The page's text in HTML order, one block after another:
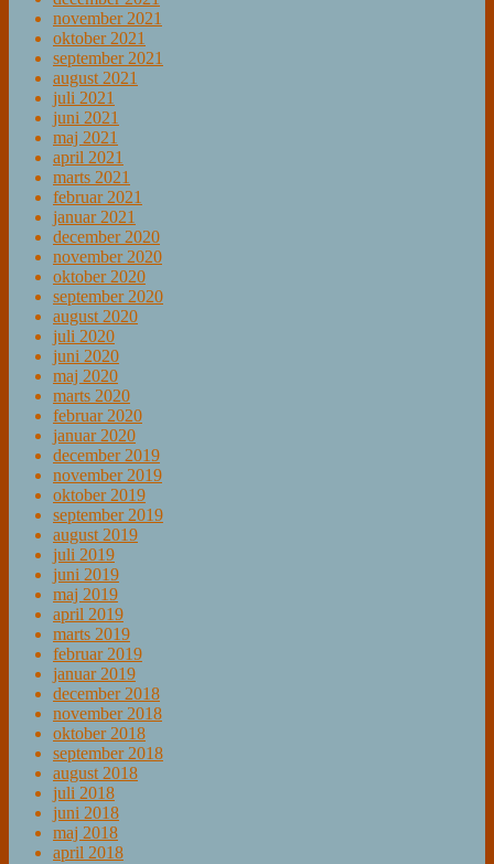
november 2021
oktober 2021
september 2021
august 2021
juli 2021
juni 2021
maj 2021
april 2021
marts 2021
februar 2021
januar 2021
december 2020
november 2020
oktober 2020
september 2020
august 2020
juli 2020
juni 2020
maj 2020
marts 2020
februar 2020
januar 2020
december 2019
november 2019
oktober 2019
september 2019
august 2019
juli 2019
juni 2019
maj 2019
april 2019
marts 2019
februar 2019
januar 2019
december 2018
november 2018
oktober 2018
september 2018
august 2018
juli 2018
juni 2018
maj 2018
april 2018